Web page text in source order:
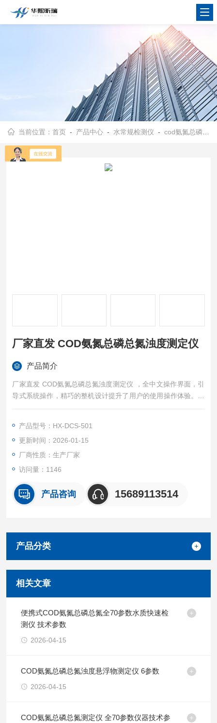
当前位置：首页 - 产品中心 - 水常规检测仪 -cod氨氮总磷总氮测定仪
厂家直发 COD氨氮总磷总氮浊度测定仪
产品简介
厂家直发 COD氨氮总磷总氮浊度测定仪 ，全中文操作界面，引
导式系统操作，精巧的整机设计提升了用户的使用操作体验。更
易于新手上手操作。可广泛应用于环保环境监测、科研水质检
根据用户需求选购单一指标或多指标的检测指标模块，并且用户
在后期使用过程中可随时根据测定需求在本机上加装新的测定指
标。
产品型号：HX-DCS-501
更新时间：2026-01-15
厂商性质：生产厂家
访问量：1146
产品咨询 15689113514
产品分类
相关文章
便携式COD氨氮总磷总氮全70参数水质快速检
测仪 技术参数
2026-04-15
COD氨氮总磷总氮浊度悬浮物测定仪 6参数
2026-04-15
COD氨氮总磷总氮测定仪 全70参数仪器技术参